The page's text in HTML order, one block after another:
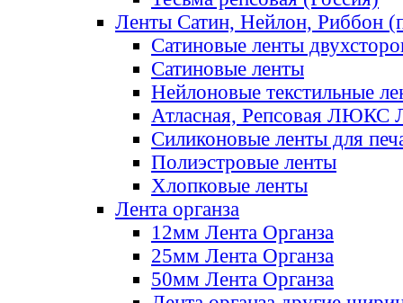
Ленты Сатин, Нейлон, Риббон
Сатиновые ленты
Сатиновые ленты
Нейлоновые текстильные
Атласная, Репсовая ЛЮКС
Силиконовые ленты для
Полиэстровые ленты
Хлопковые ленты
Лента органза
12мм Лента Органза
25мм Лента Органза
50мм Лента Органза